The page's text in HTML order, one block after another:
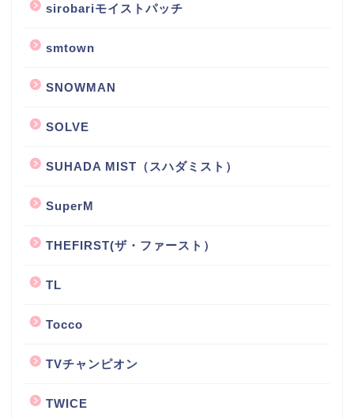
sirobariモイストパッチ
smtown
SNOWMAN
SOLVE
SUHADA MIST（スハダミスト）
SuperM
THEFIRST(ザ・ファースト）
TL
Tocco
TVチャンピオン
TWICE